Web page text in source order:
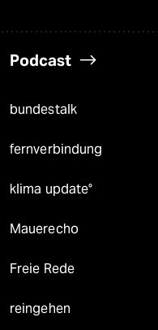
Podcast
bundestalk
fernverbindung
klima update°
Mauerecho
Freie Rede
reingehen